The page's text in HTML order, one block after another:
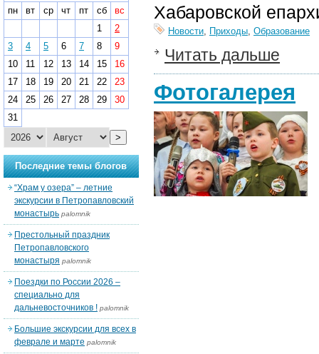
Хабаровской
Новости, Приходы, Образование
Читать дальше
Фотогалерея
пн
вт ср чт пт сб
вс
1
2
3
4 5 6 7 8
9
10
11 12 13 14 15
16
17
18 19 20 21 22
23
24
25 26 27 28 29
30
31
>
Последние темы блогов
“Храм у озера” – летние
экскурсии в Петропавловский
монастырь palomnik
Престольный праздник
Петропавловского
монастыря palomnik
Поездки по России 2026 –
специально для
дальневосточников ! palomnik
Большие экскурсии для всех в
феврале и марте palomnik